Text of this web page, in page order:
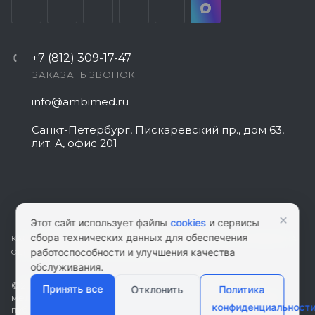
+7 (812) 309-17-47
ЗАКАЗАТЬ ЗВОНОК
info@ambimed.ru
Санкт-Петербург, Пискаревский пр., дом 63,
лит. А, офис 201
КАРТА САЙТА|ПОЛИТИКА КОНФИДЕНЦИАЛЬНОСТИ|СОГЛАСИЕ НА
ОБРАБОТКУ ПЕРСОНАЛЬНЫХ ДАННЫХ
© 2026 ambimed.ru - Медицинское оборудование и
медтехника. Информация на этом ресурсе не является
публичной офертой.
Этот сайт использует файлыcookies и сервисы
сбора технических данных для обеспечения
работоспособности и улучшения качества
обслуживания.
Принять все
Отклонить
Политика
конфиденциальности
×